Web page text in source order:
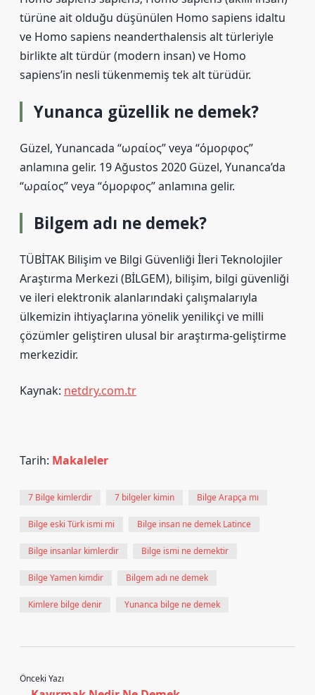
türüne ait olduğu düşünülen Homo sapiens idaltu
ve Homo sapiens neanderthalensis alt türleriyle
birlikte alt türdür (modern insan) ve Homo
sapiens’in nesli tükenmemiş tek alt türüdür.
Yunanca güzellik ne demek?
Güzel, Yunancada “ωραίος” veya “όμορφος”
anlamına gelir. 19 Ağustos 2020 Güzel, Yunanca’da
“ωραίος” veya “όμορφος” anlamına gelir.
Bilgem adı ne demek?
TÜBİTAK Bilişim ve Bilgi Güvenliği İleri Teknolojiler
Araştırma Merkezi (BİLGEM), bilişim, bilgi güvenliği
ve ileri elektronik alanlarındaki çalışmalarıyla
ülkemizin ihtiyaçlarına yönelik yenilikçi ve milli
çözümler geliştiren ulusal bir araştırma-geliştirme
merkezidir.
Kaynak: netdry.com.tr
Tarih: Makaleler
7 Bilge kimlerdir 7 bilgeler kimin Bilge Arapça mı
Bilge eski Türk ismi mi Bilge insan ne demek Latince
Bilge insanlar kimlerdir Bilge ismi ne demektir
Bilge Yamen kimdir Bilgem adı ne demek
Kimlere bilge denir Yunanca bilge ne demek
Önceki Yazı